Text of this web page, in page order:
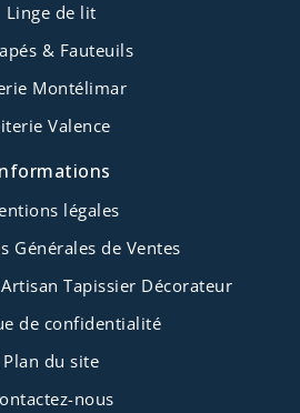
Linge de lit
& Fauteuils
Montélimar
Valence
légales
Générales de Ventes
Tapissier Décorateur
de confidentialité
Plan du site
nous